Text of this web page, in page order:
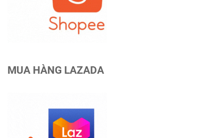
MUA HÀNG LAZADA